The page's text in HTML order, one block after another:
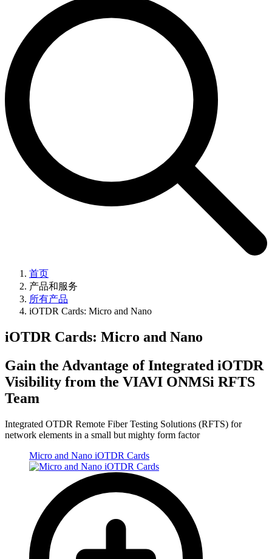
首页
产品和服务
所有产品
iOTDR Cards: Micro and Nano
iOTDR Cards: Micro and Nano
Gain the Advantage of Integrated iOTDR
Visibility from the VIAVI ONMSi RFTS
Team
Integrated OTDR Remote Fiber Testing Solutions (RFTS) for
network elements in a small but mighty form factor
Micro and Nano iOTDR Cards